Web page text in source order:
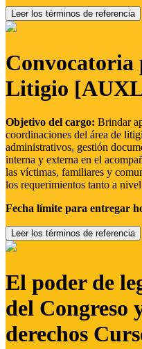
Leer los términos de referencia
Litigio
Objetivo del cargo: Brindar
coordinaciones del área de
administrativos, gestión
interna y externa en el
las víctimas, familiares y
los requerimientos tanto a
Fecha límite para entregar
Leer los términos de referencia
El poder de
del Congreso
derechos